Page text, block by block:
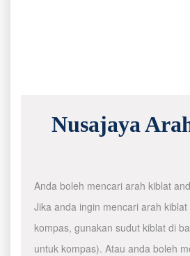
Nusajaya
Anda boleh mencari arah kiblat
Jika anda ingin mencari arah
kompas, gunakan sudut kiblat di
untuk kompas). Atau anda boleh